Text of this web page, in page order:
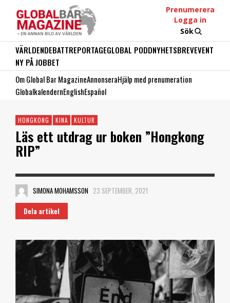
Prenumerera
Logga in
Sök
VÄRLDENDEBATTREPORTAGEGLOBAL PODDNYHETSBREVEVENT
NY PÅ JOBBET
Om Global Bar MagazineAnnonseraHjälp med prenumeration
GlobalkalendernEnglishEspañol
HONGKONG KINA KULTUR
Läs ett utdrag ur boken ”Hongkong
RIP”
SIMONA MOHAMSSON 23 SEPTEMBER, 2021
Dela artikel